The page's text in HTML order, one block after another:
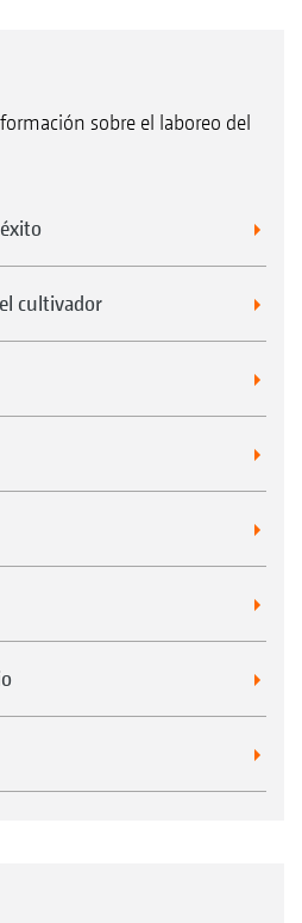
sobre el laboreo del
cultivador